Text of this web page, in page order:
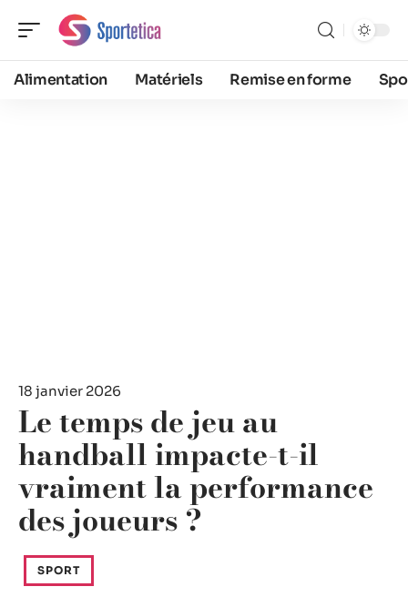
Alimentation Matériels Remise en forme
18 janvier 2026
Le temps de jeu au
handball impacte-t-il
vraiment la performance
des joueurs ?
SPORT